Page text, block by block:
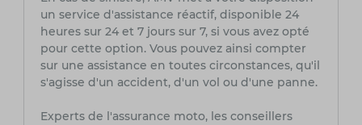
un service d'assistance réactif, disponible 24
heures sur 24 et 7 jours sur 7, si vous avez opté
pour cette option. Vous pouvez ainsi compter
sur une assistance en toutes circonstances, qu'il
s'agisse d'un accident, d'un vol ou d'une panne.
Experts de l'assurance moto, les conseillers